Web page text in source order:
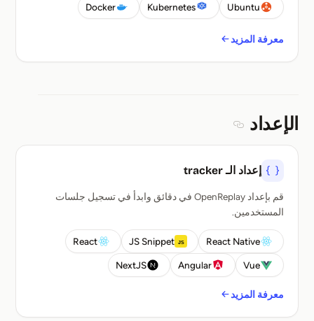
Ubuntu
Kubernetes
Docker
معرفة المزيد
الإعداد
إعداد الـ tracker
قم بإعداد OpenReplay في دقائق وابدأ في تسجيل جلسات
المستخدمين.
React Native
JS Snippet
React
Vue
Angular
NextJS
معرفة المزيد